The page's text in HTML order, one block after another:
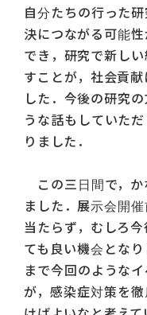
自分たちの行った
決につながる可能
でき，研究で新し
すことが，社会貢
した．今後の研究
うな話もしていた
りました．
この三日間で，か
ました．展示会開
当たらず，むしろ
ても良い機会とな
まで今回のような
が，感染症対策を